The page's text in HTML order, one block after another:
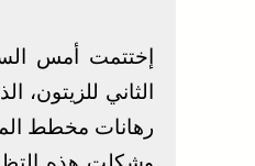
إختتمت أمس
الثاني
رهانات مخطط